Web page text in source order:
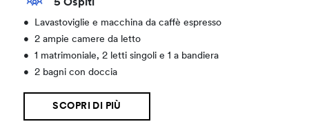
5 Ospiti
•
Lavastoviglie e macchina da caffè espresso
•
2 ampie camere da letto
•
1 matrimoniale, 2 letti singoli e 1 a bandiera
•
2 bagni con doccia
SCOPRI DI PIÙ